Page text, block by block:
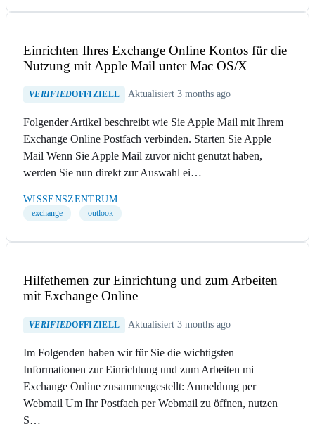
Einrichten Ihres Exchange Online Kontos für die
Nutzung mit Apple Mail unter Mac OS/X
VERIFIEDOFFIZIELL Aktualisiert 3 months ago
Folgender Artikel beschreibt wie Sie Apple Mail mit Ihrem
Exchange Online Postfach verbinden. Starten Sie Apple
Mail Wenn Sie Apple Mail zuvor nicht genutzt haben,
werden Sie nun direkt zur Auswahl ei…
WISSENSZENTRUM
exchange outlook
Hilfethemen zur Einrichtung und zum Arbeiten
mit Exchange Online
VERIFIEDOFFIZIELL Aktualisiert 3 months ago
Im Folgenden haben wir für Sie die wichtigsten
Informationen zur Einrichtung und zum Arbeiten mi
Exchange Online zusammengestellt: Anmeldung per
Webmail Um Ihr Postfach per Webmail zu öffnen, nutzen
S…